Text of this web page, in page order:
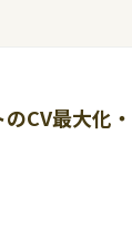
CV最大化
ング予約や来店予